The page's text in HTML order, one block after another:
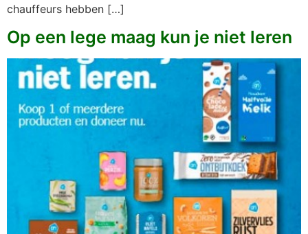
chauffeurs hebben […]
Op een lege maag kun je niet leren